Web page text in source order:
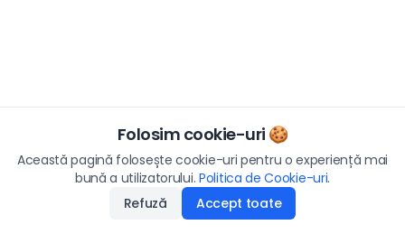
Folosim cookie-uri 🍪
Această pagină folosește cookie-uri pentru o experiență mai
bună a utilizatorului. Politica de Cookie-uri.
Refuză
Accept toate